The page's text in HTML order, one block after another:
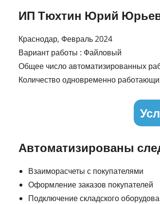
ИП Тюхтин Юрий
Краснодар, Февраль 2024
Вариант работы : Файловый
Общее число автоматизированных
Количество одновременно
Автоматизированы
Взаиморасчеты с покупателями
Оформление заказов покупателей
Подключение складского